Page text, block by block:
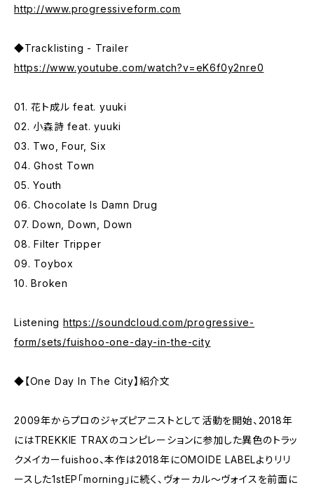
http://www.progressiveform.com
◆Tracklisting - Trailer
https://www.youtube.com/watch?v=eK6f0y2nre0
01. 花ト成ル feat. yuuki
02. 小森詩 feat. yuuki
03. Two, Four, Six
04. Ghost Town
05. Youth
06. Chocolate Is Damn Drug
07. Down, Down, Down
08. Filter Tripper
09. Toybox
10. Broken
Listening https://soundcloud.com/progressive-
form/sets/fuishoo-one-day-in-the-city
◆【One Day In The City】紹介文
2009年からプロのジャズピアニストとして活動を開始、2018年
にはTREKKIE TRAXのコンピレーションに参加した異色のトラッ
クメイカーfuishoo、本作は2018年にOMOIDE LABELよりリリ
ースした1stEP「morning」に続く、ヴォーカル～ヴォイスを前面に